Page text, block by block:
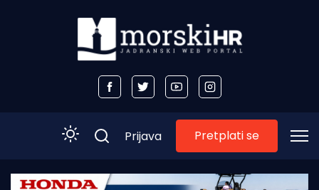
Početna
Prijava Pretplati se